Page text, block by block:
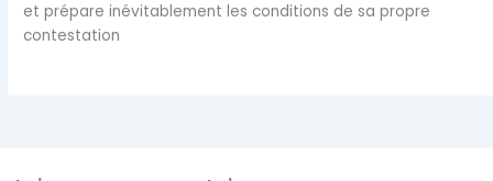
et prépare inévitablement les conditions de sa propre
contestation